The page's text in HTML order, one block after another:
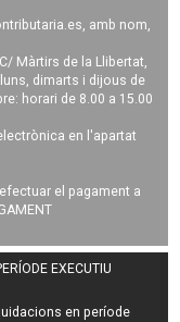
, amb nom,
Màrtirs de la Llibertat,
dimarts i dijous de
horari de 8.00 a 15.00
en l'apartat
el pagament a
EXECUTIU
en període